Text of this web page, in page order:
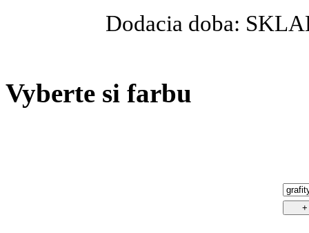
Dodacia doba:
Vyberte si farbu